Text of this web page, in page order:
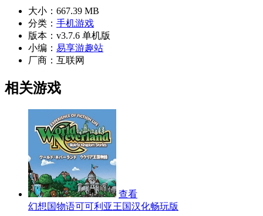
大小： 667.39 MB
分类： 手机游戏
版本： v3.7.6 单机版
小编： 易享游趣站
厂商： 互联网
相关游戏
查看
幻想国物语可可利亚王国汉化畅玩版